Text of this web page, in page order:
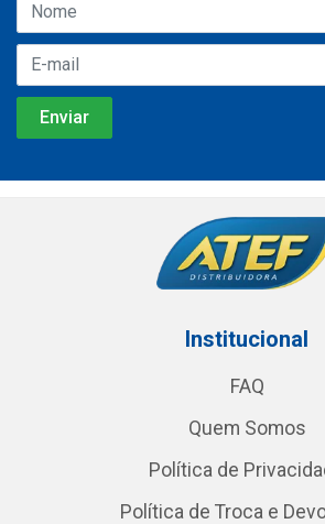
Institucional
FAQ
Quem Somos
Política de
Política de Troca e